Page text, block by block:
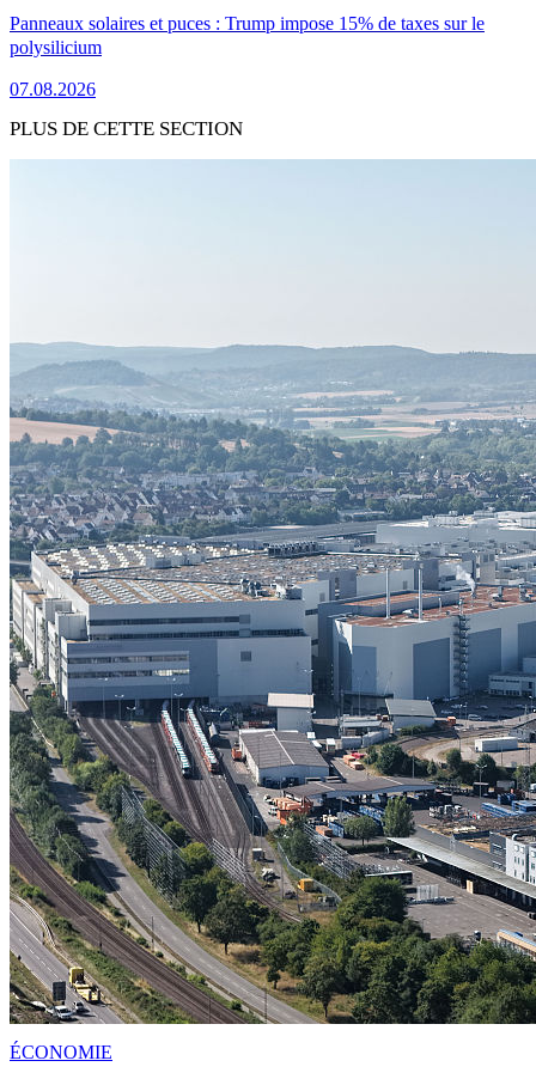
Panneaux solaires et puces : Trump impose 15% de taxes sur le
polysilicium
07.08.2026
PLUS DE CETTE SECTION
ÉCONOMIE